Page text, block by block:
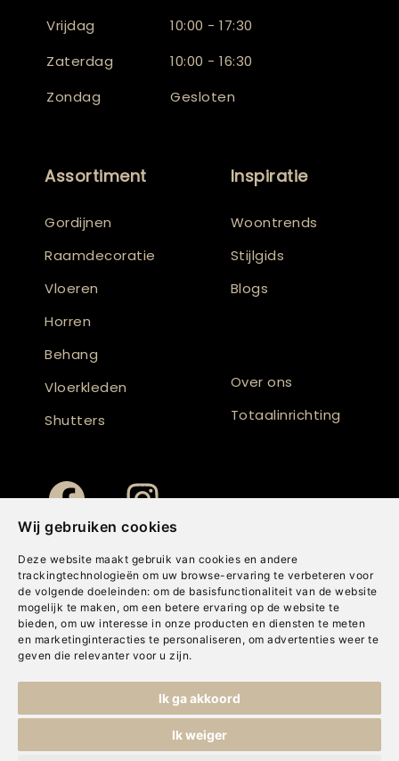
Wij gebruiken cookies
Deze website maakt gebruik van cookies en andere
trackingtechnologieën om uw browse-ervaring te verbeteren voor
de volgende doeleinden: om de basisfunctionaliteit van de website
mogelijk te maken , om een betere ervaring op de website te
bieden, om uw interesse in onze producten en diensten te meten
en marketinginteracties te personaliseren , om advertenties weer te
geven die relevanter voor u zijn.
Ik ga akkoord
Ik weiger
Vrijdag
10:00 - 17:30
Zaterdag
10:00 - 16:30
Zondag
Gesloten
Assortiment
Gordijnen
Raamdecoratie
Vloeren
Horren
Behang
Vloerkleden
Shutters
Inspiratie
Woontrends
Stijlgids
Blogs
Over ons
Totaalinrichting
Cookies